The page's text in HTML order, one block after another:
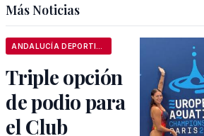
Más Noticias
Triple opción
de podio para
el Club